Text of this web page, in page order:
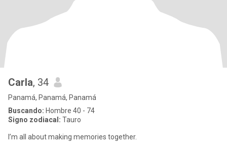
Carla, 34
Panamá, Panamá, Panamá
Buscando: Hombre 40 - 74
Signo zodiacal: Tauro
I’m all about making memories together.